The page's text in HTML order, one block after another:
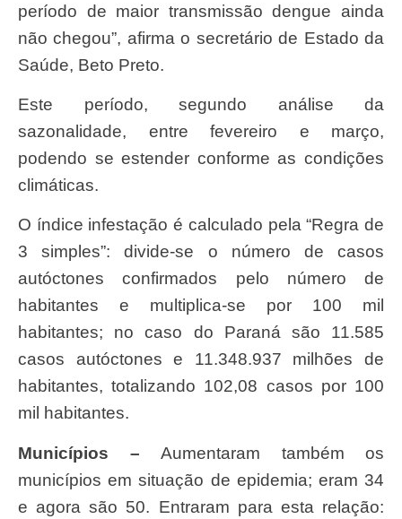
período de maior transmissão dengue ainda
não chegou”, afirma o secretário de Estado da
Saúde, Beto Preto.
Este período, segundo análise da
sazonalidade, entre fevereiro e março,
podendo se estender conforme as condições
climáticas.
O índice infestação é calculado pela “Regra de
3 simples”: divide-se o número de casos
autóctones confirmados pelo número de
habitantes e multiplica-se por 100 mil
habitantes; no caso do Paraná são 11.585
casos autóctones e 11.348.937 milhões de
habitantes, totalizando 102,08 casos por 100
mil habitantes.
Municípios – Aumentaram também os
municípios em situação de epidemia; eram 34
e agora são 50. Entraram para esta relação: